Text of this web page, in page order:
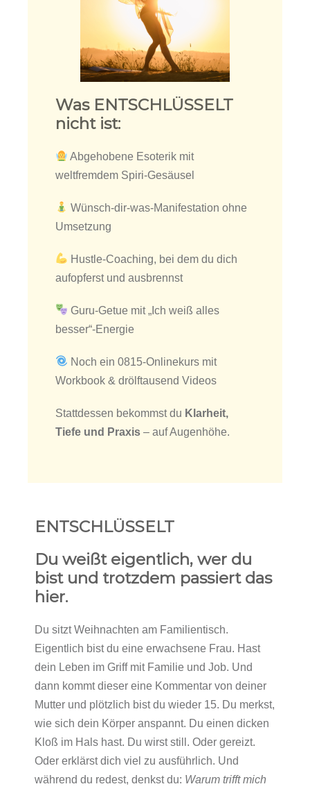
Was ENTSCHLÜSSELT
nicht ist:
Abgehobene Esoterik mit
weltfremdem Spiri-Gesäusel
Wünsch-dir-was-Manifestation ohne
Umsetzung
Hustle-Coaching, bei dem du dich
aufopferst und ausbrennst
Guru-Getue mit „Ich weiß alles
besser“-Energie
Noch ein 0815-Onlinekurs mit
Workbook & drölftausend Videos
Stattdessen bekommst du Klarheit,
Tiefe und Praxis – auf Augenhöhe.
ENTSCHLÜSSELT
Du weißt eigentlich, wer du
bist und trotzdem passiert das
hier.
Du sitzt Weihnachten am Familientisch.
Eigentlich bist du eine erwachsene Frau. Hast
dein Leben im Griff mit Familie und Job. Und
dann kommt dieser eine Kommentar von deiner
Mutter und plötzlich bist du wieder 15. Du merkst,
wie sich dein Körper anspannt. Du einen dicken
Kloß im Hals hast. Du wirst still. Oder gereizt.
Oder erklärst dich viel zu ausführlich. Und
während du redest, denkst du: Warum trifft mich